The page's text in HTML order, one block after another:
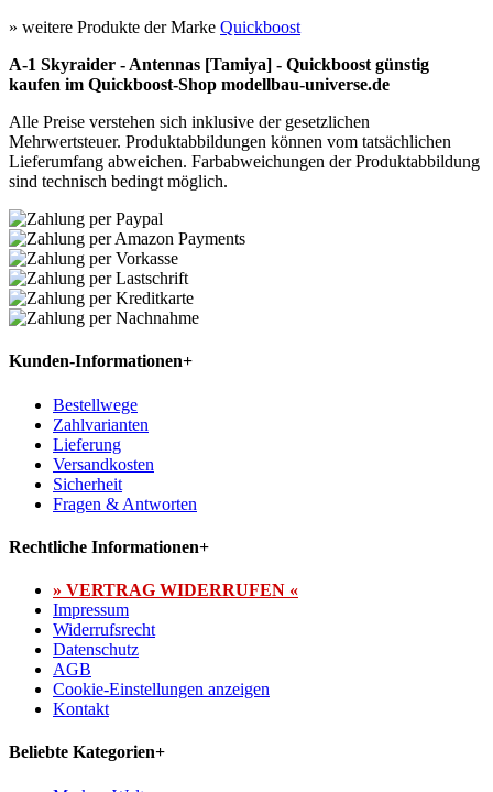
» weitere Produkte der Marke Quickboost
A-1 Skyraider - Antennas [Tamiya] - Quickboost günstig
kaufen im Quickboost-Shop modellbau-universe.de
Alle Preise verstehen sich inklusive der gesetzlichen
Mehrwertsteuer. Produktabbildungen können vom tatsächlichen
Lieferumfang abweichen. Farbabweichungen der Produktabbildung
sind technisch bedingt möglich.
Kunden-Informationen+
Bestellwege
Zahlvarianten
Lieferung
Versandkosten
Sicherheit
Fragen & Antworten
Rechtliche Informationen+
» VERTRAG WIDERRUFEN «
Impressum
Widerrufsrecht
Datenschutz
AGB
Cookie-Einstellungen anzeigen
Kontakt
Beliebte Kategorien+